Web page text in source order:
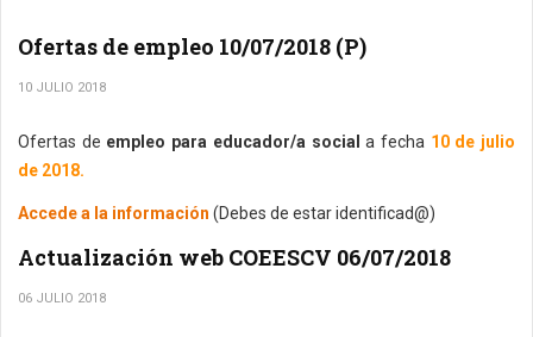
Ofertas de empleo 10/07/2018 (P)
10 JULIO 2018
Ofertas de empleo para educador/a sociala fecha 10 de julio
de 2018.
Accede a la información (Debes de estar identificad@)
Actualización web COEESCV 06/07/2018
06 JULIO 2018